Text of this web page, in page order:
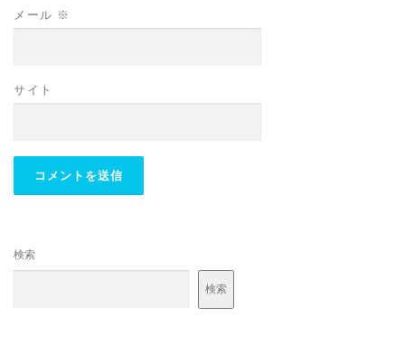
メール ※
サイト
検索
検索